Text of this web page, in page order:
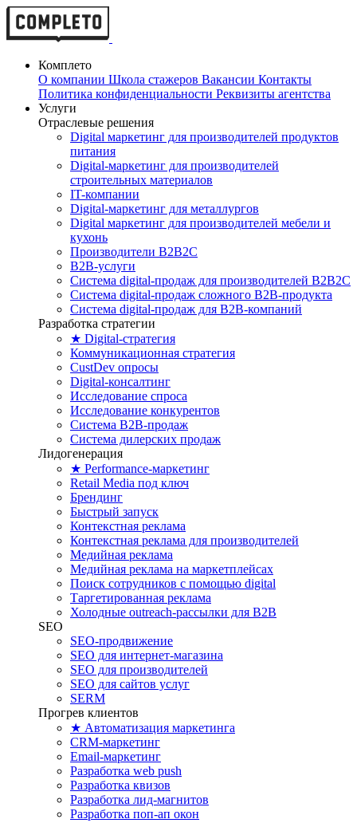
Комплето
О компании Школа стажеров Вакансии Контакты
Политика конфиденциальности Реквизиты агентства
Услуги
Отраслевые решения
Digital маркетинг для производителей продуктов
питания
Digital-маркетинг для производителей
строительных материалов
IT-компании
Digital-маркетинг для металлургов
Digital маркетинг для производителей мебели и
кухонь
Производители B2B2C
B2B-услуги
Cистема digital-продаж для производителей B2B2C
Система digital-продаж сложного B2B-продукта
Система digital-продаж для B2B-компаний
Разработка стратегии
★ Digital-стратегия
Коммуникационная стратегия
CustDev опросы
Digital-консалтинг
Исследование спроса
Исследование конкурентов
Система B2B-продаж
Система дилерских продаж
Лидогенерация
★ Performance-маркетинг
Retail Media под ключ
Брендинг
Быстрый запуск
Контекстная реклама
Контекстная реклама для производителей
Медийная реклама
Медийная реклама на маркетплейсах
Поиск сотрудников с помощью digital
Таргетированная реклама
Холодные outreach-рассылки для B2B
SEO
SEO-продвижение
SEO для интернет-магазина
SEO для производителей
SEO для сайтов услуг
SERM
Прогрев клиентов
★ Автоматизация маркетинга
CRM-маркетинг
Email-маркетинг
Разработка web push
Разработка квизов
Разработка лид-магнитов
Разработка поп-ап окон